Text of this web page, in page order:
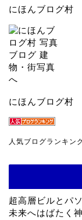
にほんブログ村
にほんブログ村
人気ブログランキン
超高層ビルとパ
未来へはばたく